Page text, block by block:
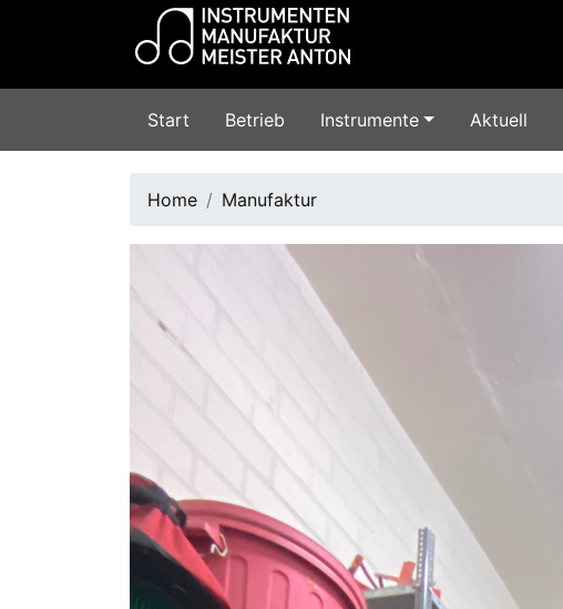
Start Betrieb Instrumente Aktuell
Home Manufaktur